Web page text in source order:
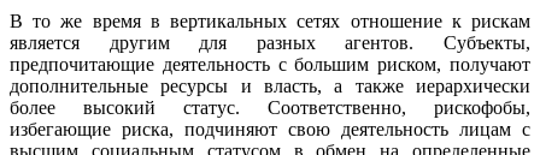
В то же время в вертикальных сетях отношение к рискам
является другим для разных агентов. Субъекты,
предпочитающие деятельность с большим риском, получают
дополнительные ресурсы и власть, а также иерархически
более высокий статус. Соответственно, рискофобы,
избегающие риска, подчиняют свою деятельность лицам с
высшим социальным статусом в обмен на определенные